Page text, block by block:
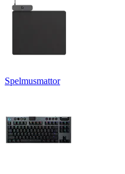
Spelmusmattor